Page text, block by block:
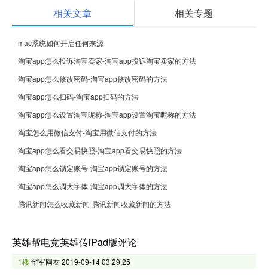
相关文章 相关专题
mac系统如何开启任何来源
淘宝app怎么投诉淘宝卖家-淘宝app投诉淘宝卖家的方法
淘宝app怎么修改密码-淘宝app修改密码的方法
淘宝app怎么扫码-淘宝app扫码的方法
淘宝app怎么设置淘宝昵称-淘宝app设置淘宝昵称的方法
淘宝怎么用微信支付-淘宝用微信支付的方法
淘宝app怎么看交易快照-淘宝app看交易快照的方法
淘宝app怎么锁定账号-淘宝app锁定账号的方法
淘宝app怎么调大字体-淘宝app调大字体的方法
腾讯新闻怎么收藏新闻-腾讯新闻收藏新闻的方法
英雄帮电竞英雄传iPad版评论
1楼华军网友2019-09-14 03:29:25